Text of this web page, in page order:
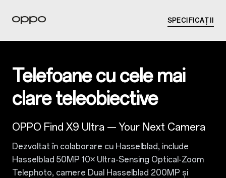
SPECIFICAȚII
Telefoane cu cele mai
clare teleobiective
OPPO Find X9 Ultra — Your Next Camera
Dezvoltat în colaborare cu Hasselblad, include
Hasselblad 50MP 10× Ultra-Sensing Optical-Zoom
Telephoto, camere Dual Hasselblad 200MP și